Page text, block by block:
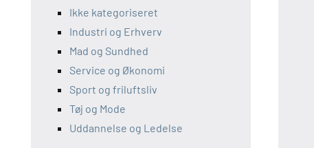
Ikke kategoriseret
Industri og Erhverv
Mad og Sundhed
Service og Økonomi
Sport og friluftsliv
Tøj og Mode
Uddannelse og Ledelse